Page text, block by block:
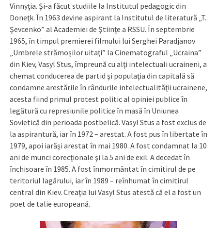
Vinnyţia. Şi-a făcut studiile la Institutul pedagogic din
Doneţk. În 1963 devine aspirant la Institutul de literatură „T.
Şevcenko” al Academiei de Ştiinţe a RSSU. În septembrie
1965, în timpul premierei filmului lui Serghei Paradjanov
„Umbrele strămoşilor uitaţi” la Cinematograful „Ucraina”
din Kiev, Vasyl Stus, împreună cu alţi intelectuali ucraineni, a
chemat conducerea de partid şi populaţia din capitală să
condamne arestările în rândurile intelectualităţii ucrainene,
acesta fiind primul protest politic al opiniei publice în
legătură cu represiunile politice în masă în Uniunea
Sovietică din perioada postbelică. Vasyl Stus a fost exclus de
la aspirantură, iar în 1972 – arestat. A fost pus în libertate în
1979, apoi iarăşi arestat în mai 1980. A fost condamnat la 10
ani de munci corecţionale şi la 5 ani de exil. A decedat în
închisoare în 1985. A fost înmormântat în cimitirul de pe
teritoriul lagărului, iar în 1989 – reînhumat în cimitirul
central din Kiev. Creaţia lui Vasyl Stus atestă că el a fost un
poet de talie europeană.